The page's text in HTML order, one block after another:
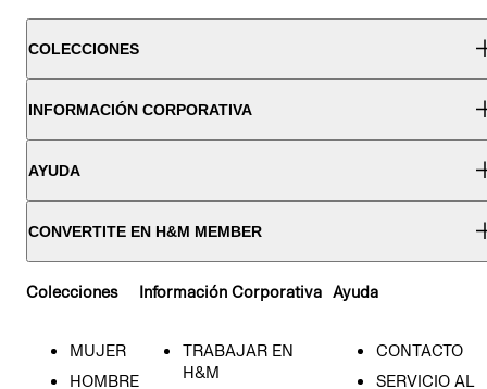
COLECCIONES
INFORMACIÓN CORPORATIVA
AYUDA
CONVERTITE EN H&M MEMBER
Colecciones
MUJER
HOMBRE
Información Corporativa
TRABAJAR EN
H&M
Ayuda
CONTACTO
SERVICIO AL